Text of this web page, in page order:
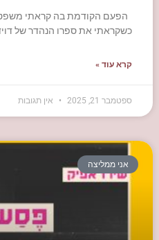
הפעם הקודמת בה קראתי
כשקראתי את ספרו הנהדר של
קרא עוד »
ספטמבר 21, 2025 אין תגובות
אני ממליצה